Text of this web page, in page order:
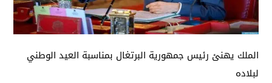
الملك يهنئ رئيس جمهورية البرتغال بمناسبة العيد الوطني
لبلاده